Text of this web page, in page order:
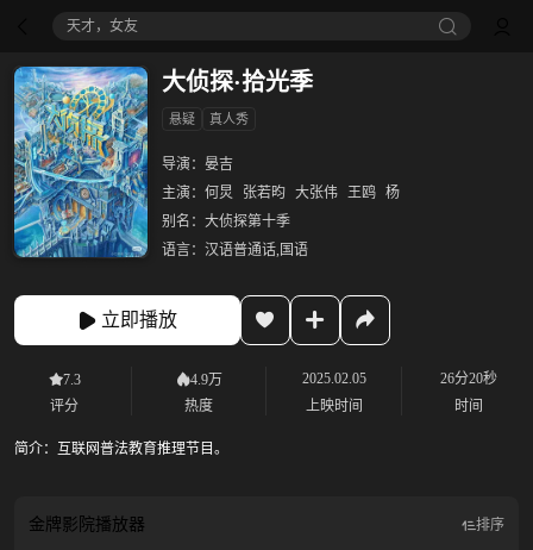
天才，女友
大侦探·拾光季
悬疑 真人秀
导演： 晏吉
主演： 何炅 张若昀 大张伟 王鸥 杨
别名： 大侦探第十季
语言： 汉语普通话,国语
立即播放
7.3
评分
4.9万
热度
2025.02.05
上映时间
26分20秒
时间
简介： 互联网普法教育推理节目。
金牌影院播放器 排序